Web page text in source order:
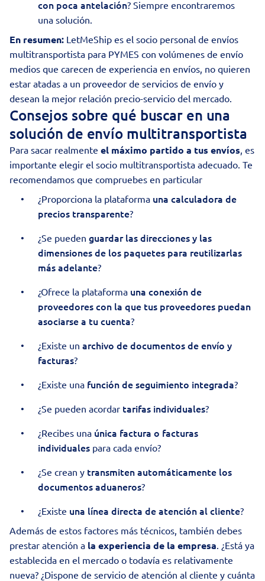
con poca antelación? Siempre encontraremos
una solución.
En resumen: LetMeShip es el socio personal de envíos
multitransportista para PYMES con volúmenes de envío
medios que carecen de experiencia en envíos, no quieren
estar atadas a un proveedor de servicios de envío y
desean la mejor relación precio-servicio del mercado.
Consejos sobre qué buscar en una
solución de envío multitransportista
Para sacar realmente el máximo partido a tus envíos, es
importante elegir el socio multitransportista adecuado. Te
recomendamos que compruebes en particular
¿Proporciona la plataforma una calculadora de
precios transparente?
¿Se pueden guardar las direcciones y las
dimensiones de los paquetes para reutilizarlas
más adelante?
¿Ofrece la plataforma una conexión de
proveedores con la que tus proveedores puedan
asociarse a tu cuenta?
¿Existe un archivo de documentos de envío y
facturas?
¿Existe una función de seguimiento integrada?
¿Se pueden acordar tarifas individuales?
¿Recibes una única factura o facturas
individuales para cada envío?
¿Se crean y transmiten automáticamente los
documentos aduaneros?
¿Existe una línea directa de atención al cliente?
Además de estos factores más técnicos, también debes
prestar atención a la experiencia de la empresa. ¿Está ya
establecida en el mercado o todavía es relativamente
nueva? ¿Dispone de servicio de atención al cliente y cuánta